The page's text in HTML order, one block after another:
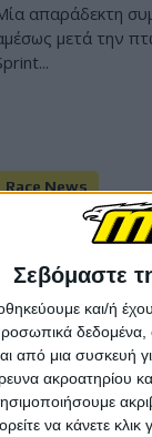
Σεβόμαστε
και/ή
μια συσκευή
ακροατηρίου
να κάνετε κλικ
απαράδεκτη
μετά την
Race News
MotoGP Brno
ακολουθεί
πιθανότητες να
παρά το